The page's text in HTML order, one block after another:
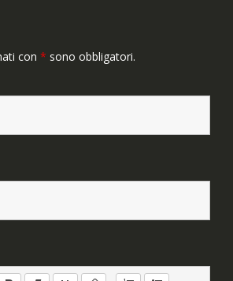
con * sono obbligatori.